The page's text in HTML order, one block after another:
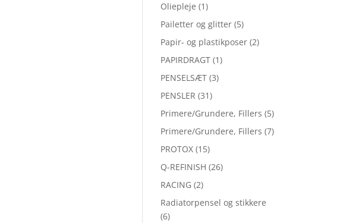
Oliepleje (1)
Pailetter og glitter (5)
Papir- og plastikposer (2)
PAPIRDRAGT (1)
PENSELSÆT (3)
PENSLER (31)
Primere/Grundere, Fillers (5)
Primere/Grundere, Fillers (7)
PROTOX (15)
Q-REFINISH (26)
RACING (2)
Radiatorpensel og stikkere
(6)